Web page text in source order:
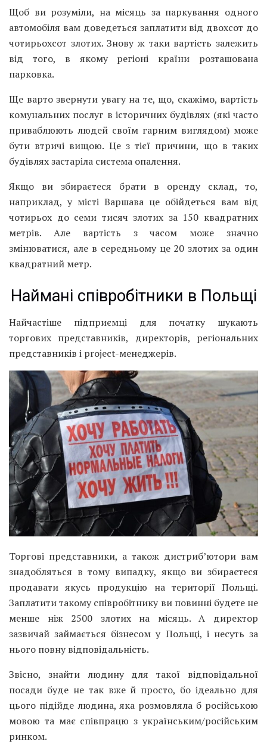
Щоб ви розуміли, на місяць за паркування одного
автомобіля вам доведеться заплатити від двохсот до
чотирьохсот злотих. Знову ж таки вартість залежить
від того, в якому регіоні країни розташована
парковка.
Ще варто звернути увагу на те, що, скажімо, вартість
комунальних послуг в історичних будівлях (які часто
приваблюють людей своїм гарним виглядом) може
бути втричі вищою. Це з тієї причини, що в таких
будівлях застаріла система опалення.
Якщо ви збираєтеся брати в оренду склад, то,
наприклад, у місті Варшава це обійдеться вам від
чотирьох до семи тисяч злотих за 150 квадратних
метрів. Але вартість з часом може значно
змінюватися, але в середньому це 20 злотих за один
квадратний метр.
Наймані співробітники в Польщі
Найчастіше підприємці для початку шукають
торгових представників, директорів, регіональних
представників і project-менеджерів.
Торгові представники, а також дистриб’ютори вам
знадобляться в тому випадку, якщо ви збираєтеся
продавати якусь продукцію на території Польщі.
Заплатити такому співробітнику ви повинні будете не
менше ніж 2500 злотих на місяць. А директор
зазвичай займається бізнесом у Польщі, і несуть за
нього повну відповідальність.
Звісно, знайти людину для такої відповідальної
посади буде не так вже й просто, бо ідеально для
цього підійде людина, яка розмовляла б російською
мовою та має співпрацю з українським/російським
ринком.